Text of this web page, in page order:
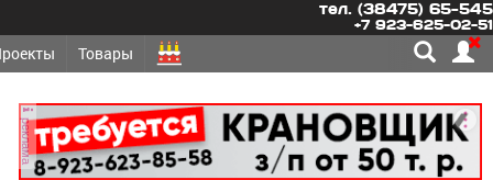
тел. (38475) 65-545
+7 923-625-02-51
Товары
реклама